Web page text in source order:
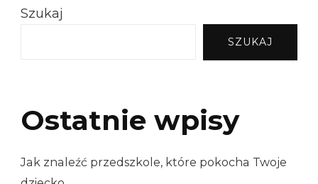
Szukaj
SZUKAJ
Ostatnie wpisy
Jak znaleźć przedszkole, które pokocha Twoje